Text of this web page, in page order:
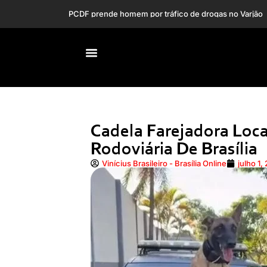
Tainá Militão ce
Cadela Farejadora
Rodoviária De Brasília
Vinícius Brasileiro - Brasília Online julho 1,